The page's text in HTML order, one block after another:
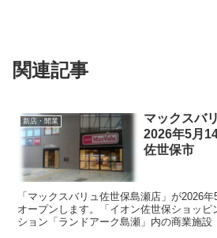
関連記事
新店・開業
マックスバ
2026年5月
佐世保市
「マックスバリュ佐世保島瀬店」が2026
オープンします。「イオン佐世保ショッピ
ション「ランドアーク島瀬」内の商業施設
佐世保市島瀬町10-9。営業時間：8時～22